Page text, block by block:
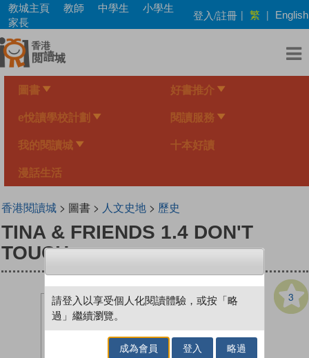
Skip
main
content
教城主頁 教師 中學生
小學生
家長
登入/註冊 | 繁 | English
圖書 好書推介
e悅讀學校計劃 閱讀服務
我的閱讀城 十本好讀
漫話生活
香港閱讀城> 圖書 > 人文史地> 歷史
TINA & FRIENDS 1.4 DON'T
TOUCH
3
請登入以享受個人化閱讀體驗，或按「略
過」繼續瀏覽。
成為會員 登入 略過